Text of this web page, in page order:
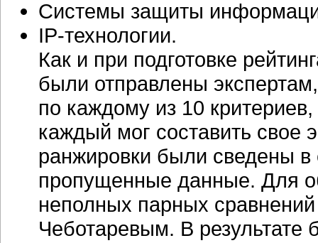
Системы защиты
IP-технологии.
Как и при подготовке
были отправлены
по каждому из 10
каждый мог составить свое
ранжировки были сведены
пропущенные данные. Для
неполных парных
Чеботаревым. В